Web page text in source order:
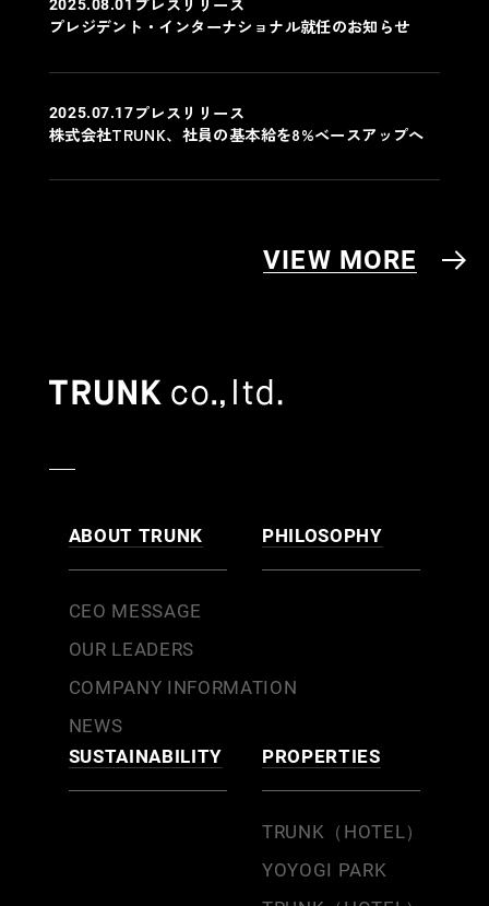
2025.08.01
プレジデント・インターナショナル就任のお知らせ
2025.07.17プレスリリース
株式会社TRUNK、社員の基本給を8%ベースアップへ
VIEW MORE
ABOUT TRUNK
CEO MESSAGE
OUR LEADERS
COMPANY INFORMATION
NEWS
PHILOSOPHY
SUSTAINABILITY PROPERTIES
TRUNK（HOTEL）
YOYOGI PARK